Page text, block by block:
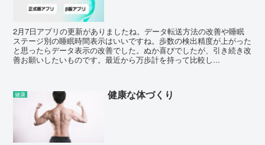
2月7日アプリの更新がありましたね。データ転送方法の改善や睡眠
ステージ別の睡眠時間表示はいいですね。歩数の検出精度が上がった
と思ったらデータ表示の改善でした。ぬか喜びでしたが、引き続き改
善お願いしたいものです。最近から万歩計を持って比較し...
健康 健康な体づくり